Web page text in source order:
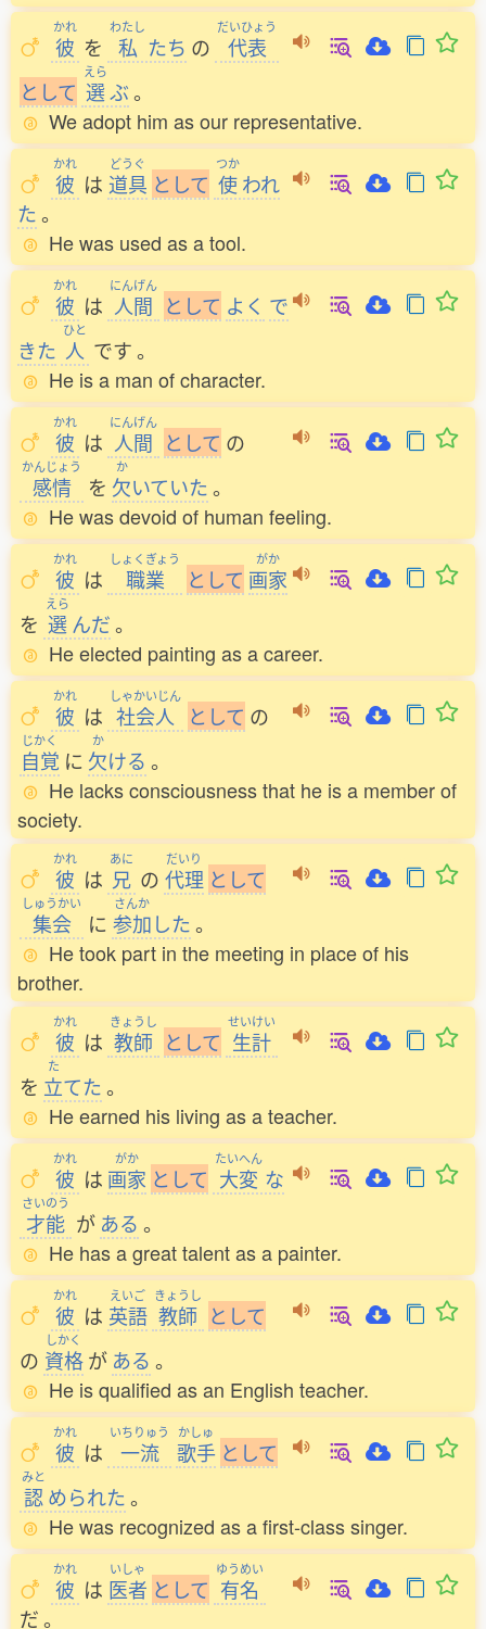
かれ
彼 を
わたし
私 たち の
だいひょう
代表
と して
えら
選ぶ。
We adopt him as our representative.
かれ
彼 は
どうぐ
道具 と して
つか
使われ
た。
He was used as a tool.
かれ
彼 は
にんげん
人間 と して よく で
きた
ひと
人 です。
He is a man of character.
かれ
彼 は
にんげん
人間 と して の
かんじょう
感情 を
か
欠いていた。
He was devoid of human feeling.
かれ
彼 は
しょくぎょう
職業 と して
がか
画家
を
えら
選んだ。
He elected painting as a career.
かれ
彼 は
しゃかいじん
社会人 と して の
じかく
自覚 に
か
欠ける 。
He lacks consciousness that he is a member of
society.
かれ
彼 は
あに
兄 の
だいり
代理 と して
しゅうかい
集会 に
さんか
参加した。
He took part in the meeting in place of his
brother.
かれ
彼 は
きょうし
教師 と して
せいけい
生計
を
た
立てた。
He earned his living as a teacher.
かれ
彼 は
がか
画家 と して
たいへん
大変 な
さいのう
才能 が ある 。
He has a great talent as a painter.
かれ
彼 は
えいご
英語
きょうし
教師 と して
の
しかく
資格 が ある 。
He is qualified as an English teacher.
かれ
彼 は
いちりゅう
一流
かしゅ
歌手 と して
みと
認められた。
He was recognized as a first-class singer.
かれ
彼 は
いしゃ
医者 と して
ゆうめい
有名
だ。